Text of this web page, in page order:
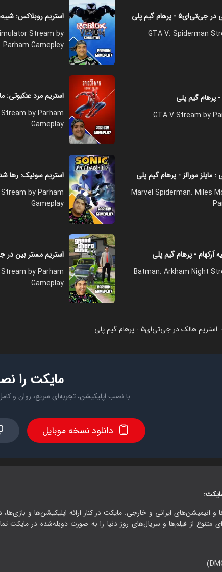
- پرهام گیم پلی
GTA V: Spiderman
استریم روبلاکس:
Stream by
Parham Gamepley
GTA V Stream by
استریم مرد عنکبوتی:
by Parham
Gameplay
: مایلز مورالز - پرهام گیم پلی
Marvel Spiderman: Miles
استریم سونیک: رها
by Parham
Gameplay
آرکهام - پرهام گیم پلی
Batman: Arkham Night
استریم مستر بین در جی‌تی‌ای ۵ -
by Parham
Gameplay
استریم هالک در جی‌تی‌ای۵ - پرهام گیم پلی
مایکت را
با نصب اپلیکیشن، تجربه‌ای سریع، روان و
دانلود نسخه موبایل
و انیمیشن‌های ایرانی و خارجی. مایکت در کنار ارائه اپلیکیشن‌ها و
متنوع از فیلم‌ها و سریال‌های روز دنیا را به صورت دوبله‌شده در مایکت